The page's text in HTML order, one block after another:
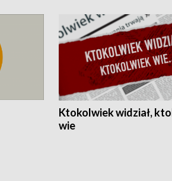
Ktokolwiek widział,
wie